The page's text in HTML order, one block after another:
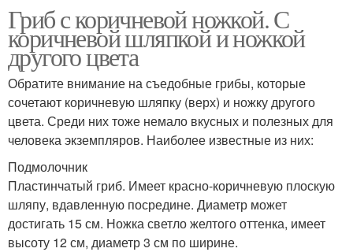
Гриб с коричневой ножкой. С
коричневой шляпкой и ножкой
другого цвета
Обратите внимание на съедобные грибы, которые
сочетают коричневую шляпку (верх) и ножку другого
цвета. Среди них тоже немало вкусных и полезных для
человека экземпляров. Наиболее известные из них:
Подмолочник
Пластинчатый гриб. Имеет красно-коричневую плоскую
шляпу, вдавленную посредине. Диаметр может
достигать 15 см. Ножка светло желтого оттенка, имеет
высоту 12 см, диаметр 3 см по ширине.